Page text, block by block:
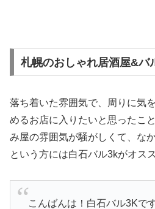
札幌のおしゃれ居酒屋&
落ち着いた雰囲気で、周りに気
めるお店に入りたいと思ったこ
み屋の雰囲気が騒がしくて、な
という方には白石バル3kがオス
こんばんは！白石バル3Kで